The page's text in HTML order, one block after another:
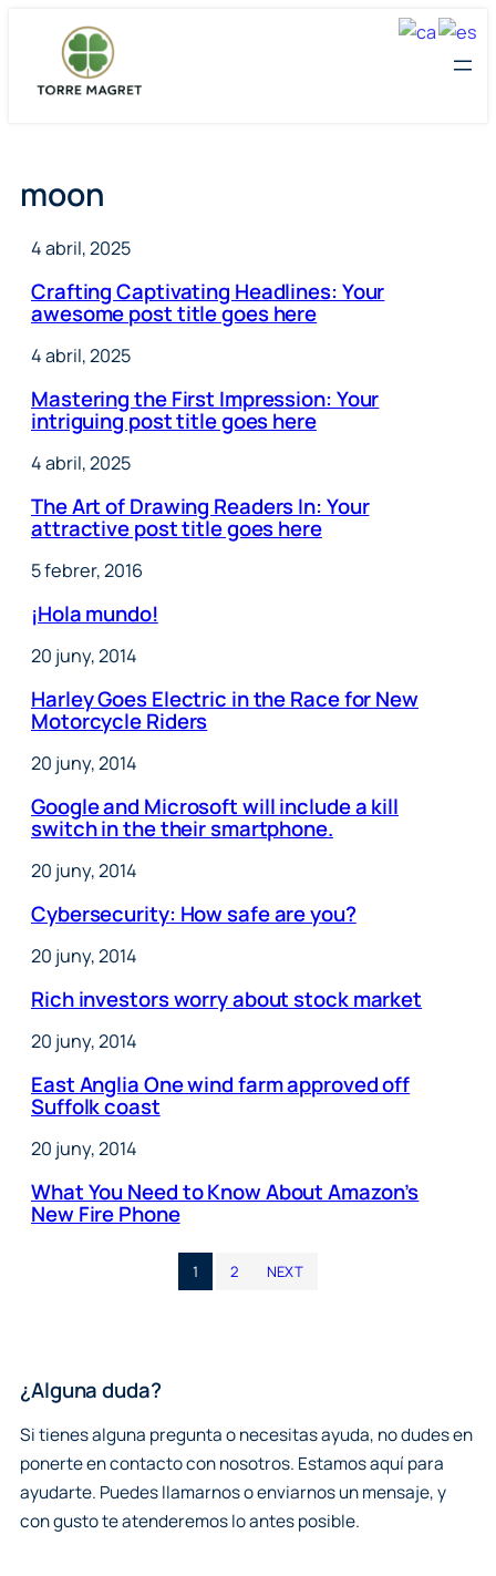
contingut
moon
4 abril, 2025
Crafting Captivating Headlines: Your
awesome post title goes here
4 abril, 2025
Mastering the First Impression: Your
intriguing post title goes here
4 abril, 2025
The Art of Drawing Readers In: Your
attractive post title goes here
5 febrer, 2016
¡Hola mundo!
20 juny, 2014
Harley Goes Electric in the Race for New
Motorcycle Riders
20 juny, 2014
Google and Microsoft will include a kill
switch in the their smartphone.
20 juny, 2014
Cybersecurity: How safe are you?
20 juny, 2014
Rich investors worry about stock market
20 juny, 2014
East Anglia One wind farm approved off
Suffolk coast
20 juny, 2014
What You Need to Know About Amazon’s
New Fire Phone
1 2 NEXT
¿Alguna duda?
Si tienes alguna pregunta o necesitas ayuda, no dudes en
ponerte en contacto con nosotros. Estamos aquí para
ayudarte. Puedes llamarnos o enviarnos un mensaje, y
con gusto te atenderemos lo antes posible.